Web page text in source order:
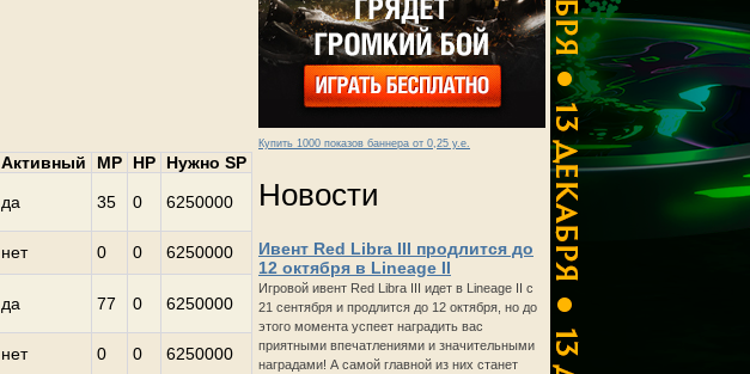
Купить 1000 показов баннера от 0,25 у.е.
Новости
Ивент Red Libra III продлится до
12 октября в Lineage II
Игровой ивент Red Libra III идет в Lineage II с
21 сентября и продлится до 12 октября, но до
этого момента успеет наградить вас
приятными впечатлениями и значительными
наградами! А самой главной из них станет
Активный MP HP
Нужно SP
да 35 0 6250000
нет 0 0
6250000
да 77 0 6250000
нет 0 0 6250000